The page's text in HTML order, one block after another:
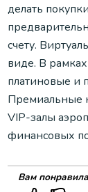
делать
счету.
виде. В
платиновые и
Премиальные
VIP-залы
финансовых
Вам